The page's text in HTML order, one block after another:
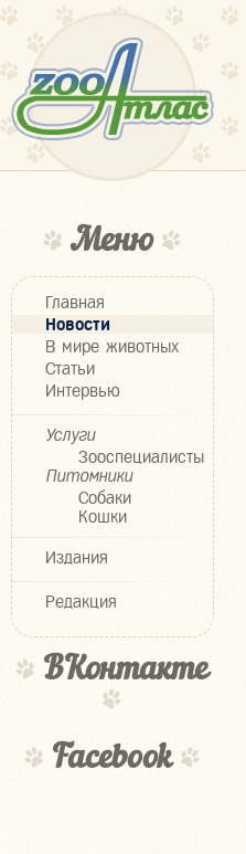
Меню
Главная
Новости
В мире животных
Статьи
Интервью
Услуги
Зооспециалисты
Питомники
Собаки
Кошки
Издания
Редакция
ВКонтакте
Facebook